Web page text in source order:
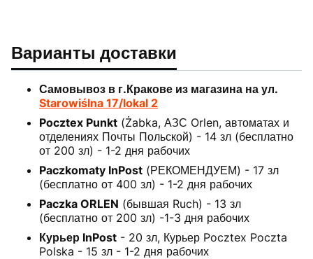
Варианты доставки
Самовывоз в г.Кракове из магазина на ул.
Starowiślna 17/lokal 2
Pocztex Punkt (Żabka, АЗС Orlen, автоматах и
отделениях Почты Польской) - 14 зл (бесплатно
от 200 зл) - 1-2 дня рабочих
Paczkomaty InPost (РЕКОМЕНДУЕМ) - 17 зл
(бесплатно от 400 зл) - 1-2 дня рабочих
Paczka ORLEN (бывшая Ruch) - 13 зл
(бесплатно от 200 зл) -1-3 дня рабочих
Курьер InPost - 20 зл, Курьер Pocztex Poczta
Polska - 15 зл - 1-2 дня рабочих